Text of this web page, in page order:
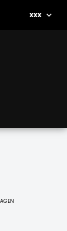
xxx